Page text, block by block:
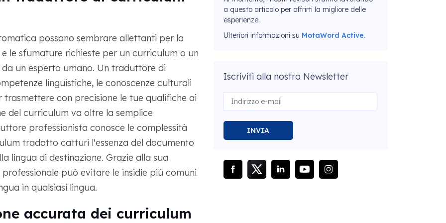
possano sembrare allettanti per la
le sfumature richieste per un curriculum o un
un esperto umano. Un traduttore di
linguistiche, le conoscenze culturali
trasmettere con precisione le tue qualifiche ai
del curriculum va oltre la semplice
professionista conosce le complessità
tradotto catturi l'essenza del documento
lingua di destinazione. Grazie alla sua
può evitare le insidie più comuni
in qualsiasi lingua.
accurata dei curriculum
a questo articolo per offrirti la migliore delle
esperienze.
Ulteriori informazioni su MotaWord Active.
Iscriviti alla nostra Newsletter
INVIA